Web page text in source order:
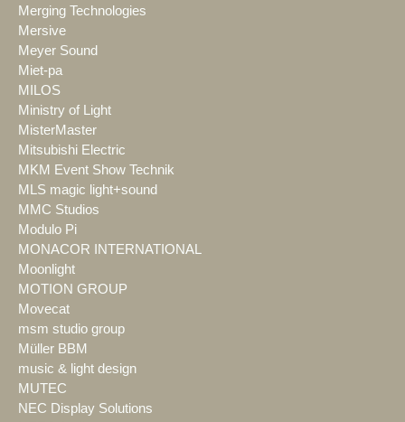
Merging Technologies
Mersive
Meyer Sound
Miet-pa
MILOS
Ministry of Light
MisterMaster
Mitsubishi Electric
MKM Event Show Technik
MLS magic light+sound
MMC Studios
Modulo Pi
MONACOR INTERNATIONAL
Moonlight
MOTION GROUP
Movecat
msm studio group
Müller BBM
music & light design
MUTEC
NEC Display Solutions